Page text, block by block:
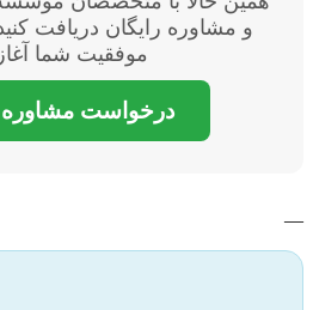
و مشاوره رایگان دریافت
موفقیت شما
درخواست
—